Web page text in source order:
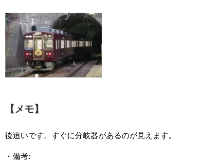
【メモ】
後追いです。すぐに分岐器があるのが見えます。
・備考: